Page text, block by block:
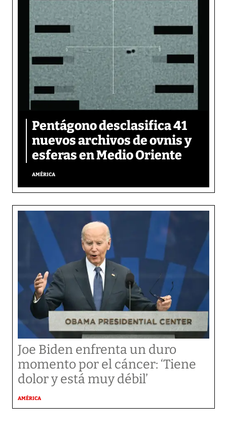
Pentágono desclasifica 41
nuevos archivos de ovnis y
esferas en Medio Oriente
AMÉRICA
Joe Biden enfrenta un duro
momento por el cáncer: ‘Tiene
dolor y está muy débil’
AMÉRICA